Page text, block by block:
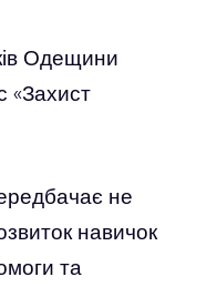
Одещини
«Захист
не
навичок
та